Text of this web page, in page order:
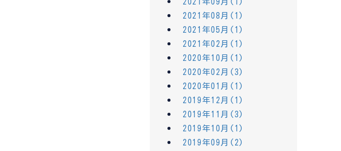
2021年08月(1)
2021年05月(1)
2021年02月(1)
2020年10月(1)
2020年02月(3)
2020年01月(1)
2019年12月(1)
2019年11月(3)
2019年10月(1)
2019年09月(2)